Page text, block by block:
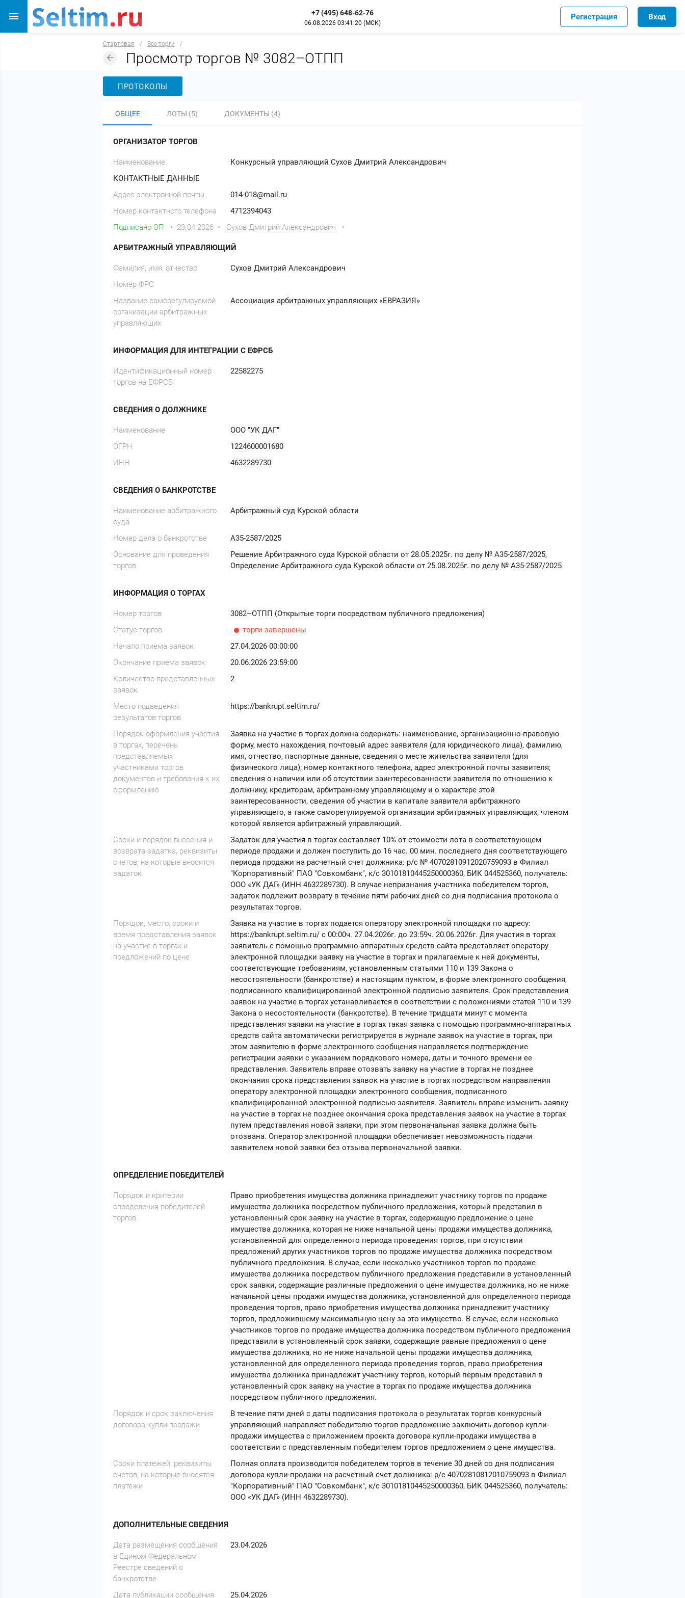
+7 (495) 648-62-76
06.08.2026 03:41:20 (МСК)
Регистрация Вход
Стартовая / Все торги /
Просмотр торгов № 3082–ОТПП
ПРОТОКОЛЫ
ОБЩЕЕ ЛОТЫ (5) ДОКУМЕНТЫ (4)
ОРГАНИЗАТОР ТОРГОВ
Наименование
Конкурсный управляющий Сухов Дмитрий Александрович
КОНТАКТНЫЕ ДАННЫЕ
Адрес электронной почты
014-018@mail.ru
Номер контактного телефона
4712394043
Подписано ЭП
• 23.04.2026 • Сухов Дмитрий Александрович •
АРБИТРАЖНЫЙ УПРАВЛЯЮЩИЙ
Фамилия, имя, отчество
Сухов Дмитрий Александрович
Номер ФРС
Название саморегулируемой
организации арбитражных
управляющих
Ассоциация арбитражных управляющих «ЕВРАЗИЯ»
ИНФОРМАЦИЯ ДЛЯ ИНТЕГРАЦИИ С ЕФРСБ
Идентификационный номер
торгов на ЕФРСБ
22582275
СВЕДЕНИЯ О ДОЛЖНИКЕ
Наименование
ООО "УК ДАГ"
ОГРН
1224600001680
ИНН
4632289730
СВЕДЕНИЯ О БАНКРОТСТВЕ
Наименование арбитражного
суда
Арбитражный суд Курской области
Номер дела о банкротстве
А35-2587/2025
Основание для проведения
торгов
Решение Арбитражного суда Курской области от 28.05.2025г. по делу № А35-2587/2025,
Определение Арбитражного суда Курской области от 25.08.2025г. по делу № А35-2587/2025
ИНФОРМАЦИЯ О ТОРГАХ
Номер торгов
3082–ОТПП (Открытые торги посредством публичного предложения)
Статус торгов
торги завершены
Начало приема заявок
27.04.2026 00:00:00
Окончание приема заявок
20.06.2026 23:59:00
Количество представленных
заявок
2
Место подведения
результатов торгов
https://bankrupt.seltim.ru/
Порядок оформления участия
в торгах, перечень
представляемых
участниками торгов
документов и требования к их
оформлению
Заявка на участие в торгах должна содержать: наименование, организационно-правовую
форму, место нахождения, почтовый адрес заявителя (для юридического лица), фамилию,
имя, отчество, паспортные данные, сведения о месте жительства заявителя (для
физического лица); номер контактного телефона, адрес электронной почты заявителя;
сведения о наличии или об отсутствии заинтересованности заявителя по отношению к
должнику, кредиторам, арбитражному управляющему и о характере этой
заинтересованности, сведения об участии в капитале заявителя арбитражного
управляющего, а также саморегулируемой организации арбитражных управляющих, членом
которой является арбитражный управляющий.
Cроки и порядок внесения и
возврата задатка, реквизиты
счетов, на которые вносится
задаток
Задаток для участия в торгах составляет 10% от стоимости лота в соответствующем
периоде продажи и должен поступить до 16 час. 00 мин. последнего дня соответствующего
периода продажи на расчетный счет должника: р/с № 40702810912020759093 в Филиал
"Корпоративный" ПАО "Совкомбанк", к/с 30101810445250000360, БИК 044525360, получатель:
ООО «УК ДАГ» (ИНН 4632289730). В случае непризнания участника победителем торгов,
задаток подлежит возврату в течение пяти рабочих дней со дня подписания протокола о
результатах торгов.
Порядок, место, сроки и
время представления заявок
на участие в торгах и
предложений по цене
Заявка на участие в торгах подается оператору электронной площадки по адресу:
https://bankrupt.seltim.ru/ с 00:00ч. 27.04.2026г. до 23:59ч. 20.06.2026г. Для участия в торгах
заявитель с помощью программно-аппаратных средств сайта представляет оператору
электронной площадки заявку на участие в торгах и прилагаемые к ней документы,
соответствующие требованиям, установленным статьями 110 и 139 Закона о
несостоятельности (банкротстве) и настоящим пунктом, в форме электронного сообщения,
подписанного квалифицированной электронной подписью заявителя. Срок представления
заявок на участие в торгах устанавливается в соответствии с положениями статей 110 и 139
Закона о несостоятельности (банкротстве). В течение тридцати минут с момента
представления заявки на участие в торгах такая заявка с помощью программно-аппаратных
средств сайта автоматически регистрируется в журнале заявок на участие в торгах, при
этом заявителю в форме электронного сообщения направляется подтверждение
регистрации заявки с указанием порядкового номера, даты и точного времени ее
представления. Заявитель вправе отозвать заявку на участие в торгах не позднее
окончания срока представления заявок на участие в торгах посредством направления
оператору электронной площадки электронного сообщения, подписанного
квалифицированной электронной подписью заявителя. Заявитель вправе изменить заявку
на участие в торгах не позднее окончания срока представления заявок на участие в торгах
путем представления новой заявки, при этом первоначальная заявка должна быть
отозвана. Оператор электронной площадки обеспечивает невозможность подачи
заявителем новой заявки без отзыва первоначальной заявки.
ОПРЕДЕЛЕНИЕ ПОБЕДИТЕЛЕЙ
Порядок и критерии
определения победителей
торгов
Право приобретения имущества должника принадлежит участнику торгов по продаже
имущества должника посредством публичного предложения, который представил в
установленный срок заявку на участие в торгах, содержащую предложение о цене
имущества должника, которая не ниже начальной цены продажи имущества должника,
установленной для определенного периода проведения торгов, при отсутствии
предложений других участников торгов по продаже имущества должника посредством
публичного предложения. В случае, если несколько участников торгов по продаже
имущества должника посредством публичного предложения представили в установленный
срок заявки, содержащие различные предложения о цене имущества должника, но не ниже
начальной цены продажи имущества должника, установленной для определенного периода
проведения торгов, право приобретения имущества должника принадлежит участнику
торгов, предложившему максимальную цену за это имущество. В случае, если несколько
участников торгов по продаже имущества должника посредством публичного предложения
представили в установленный срок заявки, содержащие равные предложения о цене
имущества должника, но не ниже начальной цены продажи имущества должника,
установленной для определенного периода проведения торгов, право приобретения
имущества должника принадлежит участнику торгов, который первым представил в
установленный срок заявку на участие в торгах по продаже имущества должника
посредством публичного предложения.
Порядок и срок заключения
договора купли-продажи
В течение пяти дней с даты подписания протокола о результатах торгов конкурсный
управляющий направляет победителю торгов предложение заключить договор купли-
продажи имущества с приложением проекта договора купли-продажи имущества в
соответствии с представленным победителем торгов предложением о цене имущества.
Сроки платежей, реквизиты
счетов, на которые вносятся
платежи
Полная оплата производится победителем торгов в течение 30 дней со дня подписания
договора купли-продажи на расчетный счет должника: р/с 40702810812010759093 в Филиал
"Корпоративный" ПАО "Совкомбанк", к/с 30101810445250000360, БИК 044525360, получатель:
ООО «УК ДАГ» (ИНН 4632289730).
ДОПОЛНИТЕЛЬНЫЕ СВЕДЕНИЯ
Дата размещения сообщения
в Едином Федеральном
Реестре сведений о
банкротстве
23.04.2026
Дата публикации сообщения 25.04.2026